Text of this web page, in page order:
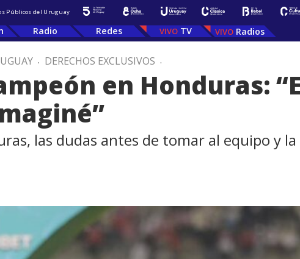
Públicos del Uruguay
Radio Redes TV Radios
. DERECHOS EXCLUSIVOS .
en Honduras:
las dudas antes de tomar al equipo y